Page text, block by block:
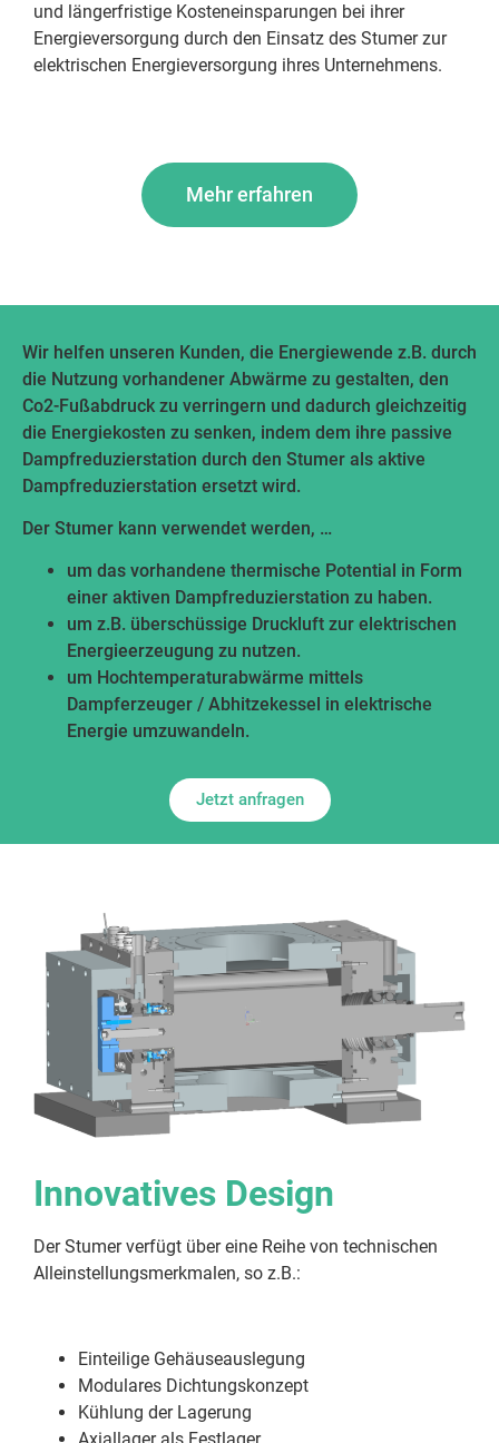
und längerfristige Kosteneinsparungen bei ihrer
Energieversorgung durch den Einsatz des Stumer zur
elektrischen Energieversorgung ihres Unternehmens.
Mehr erfahren
Wir helfen unseren Kunden, die Energiewende z.B. durch
die Nutzung vorhandener Abwärme zu gestalten, den
Co2-Fußabdruck zu verringern und dadurch gleichzeitig
die Energiekosten zu senken, indem dem ihre passive
Dampfreduzierstation durch den Stumer als aktive
Dampfreduzierstation ersetzt wird.
Der Stumer kann verwendet werden, …
um das vorhandene thermische Potential in Form
einer aktiven Dampfreduzierstation zu haben.
um z.B. überschüssige Druckluft zur elektrischen
Energieerzeugung zu nutzen.
um Hochtemperaturabwärme mittels
Dampferzeuger / Abhitzekessel in elektrische
Energie umzuwandeln.
Jetzt anfragen
Innovatives Design
Der Stumer verfügt über eine Reihe von technischen
Alleinstellungsmerkmalen, so z.B.:
Einteilige Gehäuseauslegung
Modulares Dichtungskonzept
Kühlung der Lagerung